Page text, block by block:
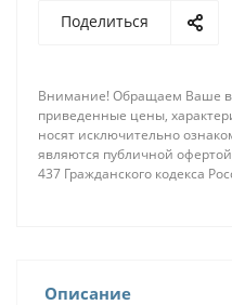
Поделиться
Внимание! Обращаем Ваше
приведенные цены,
носят исключительно
являются публичной
437 Гражданского кодекса
Описание